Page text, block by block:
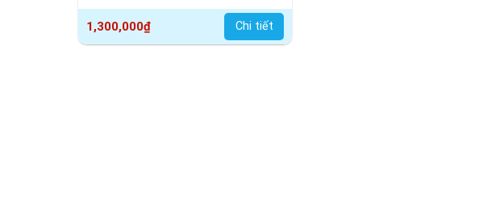
1,300,000₫ Chi tiết